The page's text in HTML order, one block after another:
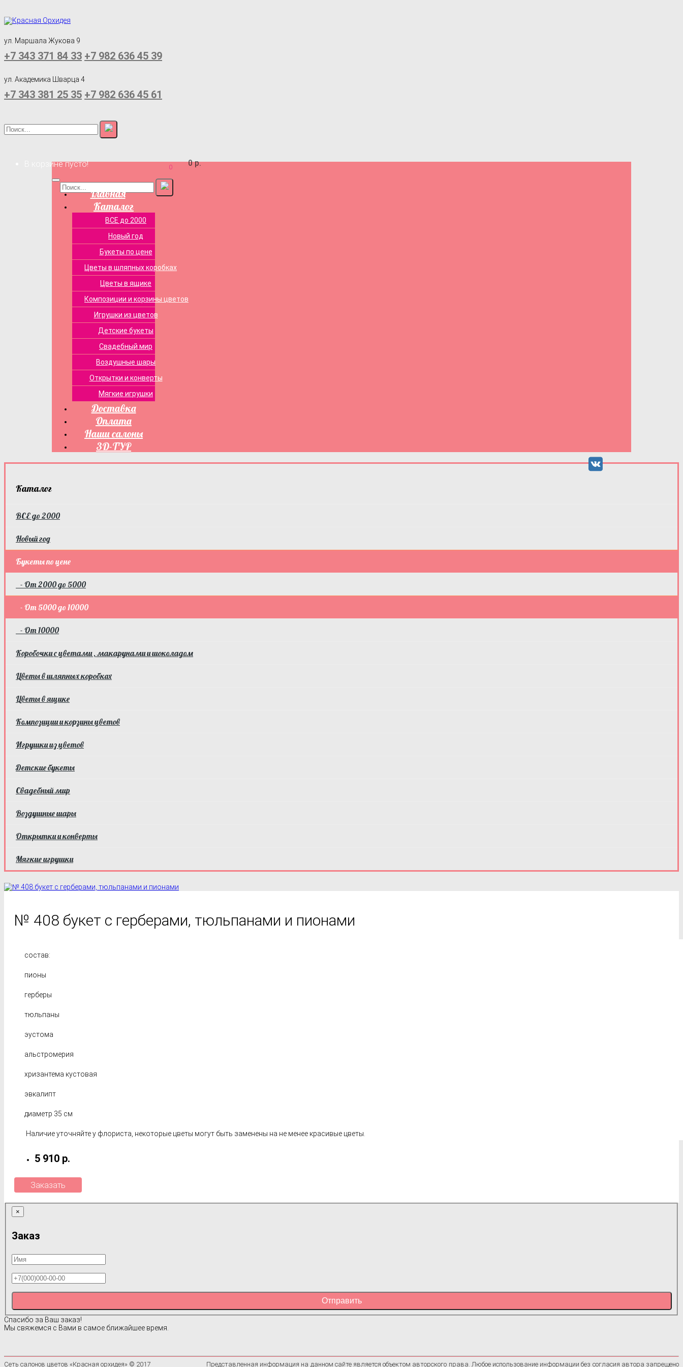
ул. Маршала Жукова 9
+7 343 371 84 33 +7 982 636 45 39
ул. Академика Шварца 4
+7 343 381 25 35 +7 982 636 45 61
0 0 р.
В корзине пусто!
Главная
Каталог
ВСЕ до 2000
Новый год
Букеты по цене
Цветы в шляпных коробках
Цветы в ящике
Композиции и корзины цветов
Игрушки из цветов
Детские букеты
Свадебный мир
Воздушные шары
Открытки и конверты
Мягкие игрушки
Доставка
Оплата
Наши салоны
3D-ТУР
Каталог
ВСЕ до 2000
Новый год
Букеты по цене
- От 2000 до 5000
- От 5000 до 10000
- От 10000
Коробочки с цветами , макарунами и шоколадом
Цветы в шляпных коробках
Цветы в ящике
Композиции и корзины цветов
Игрушки из цветов
Детские букеты
Свадебный мир
Воздушные шары
Открытки и конверты
Мягкие игрушки
№ 408 букет с герберами, тюльпанами и пионами
состав:
пионы
герберы
тюльпаны
эустома
альстромерия
хризантема кустовая
эвкалипт
диаметр 35 см
Наличие уточняйте у флориста, некоторые цветы могут быть заменены на не менее красивые цветы.
5 910 р.
Заказать
×
Заказ
Отправить
Спасибо за Ваш заказ!
Мы свяжемся с Вами в самое ближайшее время.
Сеть салонов цветов «Красная орхидея» © 2017 Представленная информация на данном сайте является объектом авторского права. Любое использование информации без согласия автора запрещено